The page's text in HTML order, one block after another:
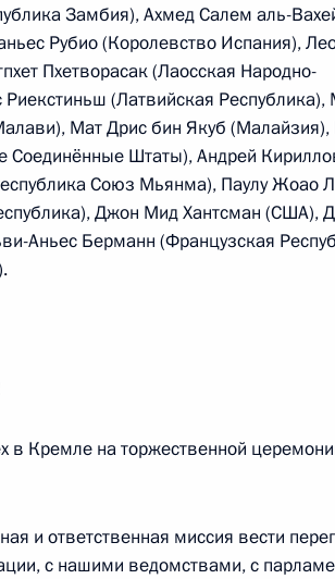
в расширенном
Замбия), Ахмед Салем аль-
Рубио (Королевство Испания),
Пхетворасак (Лаосская Народно-
(Латвийская Республика),
Мат Дрис бин Якуб
Соединённые Штаты), Андрей
Союз Мьянма), Паулу Жоао
Джон Мид Хантсман (США),
Аньес Берманн (Французская
в Кремле на торжественной
и ответственная миссия вести
с нашими ведомствами, с